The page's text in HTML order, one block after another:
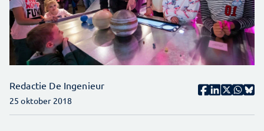
Redactie De Ingenieur
25 oktober 2018